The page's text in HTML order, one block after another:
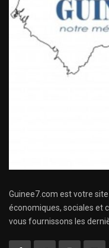
Guinee7.com est votre
économiques, sociales et
vous fournissons les